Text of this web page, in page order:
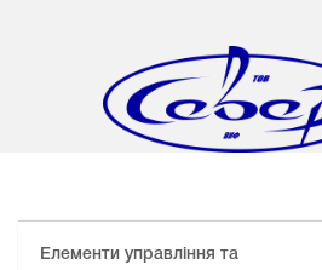
Елементи управління та